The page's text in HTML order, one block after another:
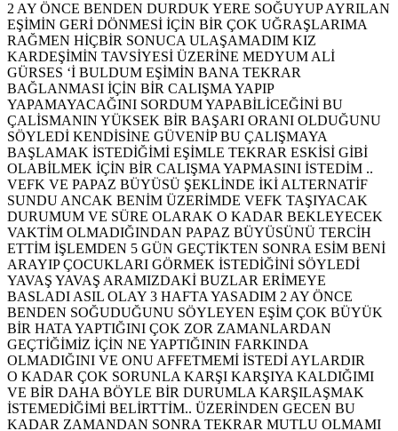
2 AY ÖNCE BENDEN DURDUK YERE SOĞUYUP AYRILAN
EŞİMİN GERİ DÖNMESİ İÇİN BİR ÇOK UĞRAŞLARIMA
RAĞMEN HİÇBİR SONUCA ULAŞAMADIM KIZ
KARDEŞİMİN TAVSİYESİ ÜZERİNE MEDYUM ALİ
GÜRSES ‘İ BULDUM EŞİMİN BANA TEKRAR
BAĞLANMASI İÇİN BİR CALIŞMA YAPIP
YAPAMAYACAĞINI SORDUM YAPABİLİCEĞİNİ BU
ÇALİSMANIN YÜKSEK BİR BAŞARI ORANI OLDUĞUNU
SÖYLEDİ KENDİSİNE GÜVENİP BU ÇALIŞMAYA
BAŞLAMAK İSTEDİĞİMİ EŞİMLE TEKRAR ESKİSİ GİBİ
OLABİLMEK İÇİN BİR CALIŞMA YAPMASINI İSTEDİM ..
VEFK VE PAPAZ BÜYÜSÜ ŞEKLİNDE İKİ ALTERNATİF
SUNDU ANCAK BENİM ÜZERİMDE VEFK TAŞIYACAK
DURUMUM VE SÜRE OLARAK O KADAR BEKLEYECEK
VAKTİM OLMADIĞINDAN PAPAZ BÜYÜSÜNÜ TERCİH
ETTİM İŞLEMDEN 5 GÜN GEÇTİKTEN SONRA ESİM BENİ
ARAYIP ÇOCUKLARI GÖRMEK İSTEDİĞİNİ SÖYLEDİ
YAVAŞ YAVAŞ ARAMIZDAKİ BUZLAR ERİMEYE
BASLADI ASIL OLAY 3 HAFTA YASADIM 2 AY ÖNCE
BENDEN SOĞUDUĞUNU SÖYLEYEN EŞİM ÇOK BÜYÜK
BİR HATA YAPTIĞINI ÇOK ZOR ZAMANLARDAN
GEÇTİĞİMİZ İÇİN NE YAPTIĞININ FARKINDA
OLMADIĞINI VE ONU AFFETMEMİ İSTEDİ AYLARDIR
O KADAR ÇOK SORUNLA KARŞI KARŞIYA KALDIĞIMI
VE BİR DAHA BÖYLE BİR DURUMLA KARŞILAŞMAK
İSTEMEDİĞİMİ BELİRTTİM.. ÜZERİNDEN GECEN BU
KADAR ZAMANDAN SONRA TEKRAR MUTLU OLMAMI